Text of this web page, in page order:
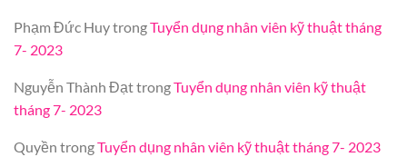
Phạm Đức HuytrongTuyển dụng nhân viên kỹ thuật tháng
7- 2023
Nguyễn Thành ĐạttrongTuyển dụng nhân viên kỹ thuật
tháng 7- 2023
Quyền trongTuyển dụng nhân viên kỹ thuật tháng 7- 2023